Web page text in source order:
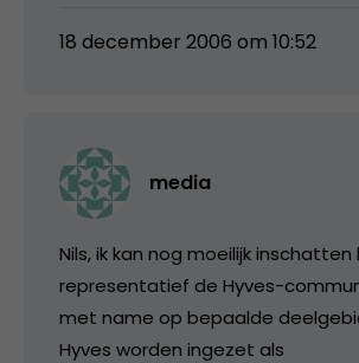
18 december 2006 om 10:52
media
Nils, ik kan nog moeilijk inschatten
representatief de Hyves-
met name op bepaalde
Hyves worden ingezet als